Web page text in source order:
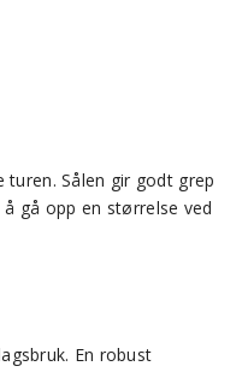
Sålen gir godt grep
gå opp en størrelse ved
En robust